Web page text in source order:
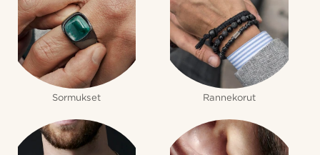
Sormukset Rannekorut